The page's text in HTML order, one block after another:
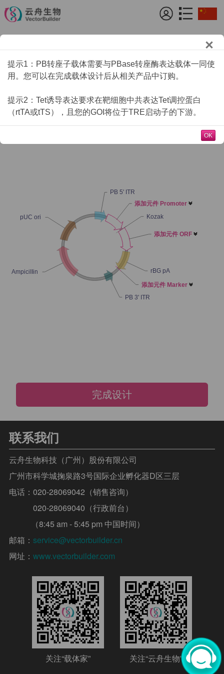
Tet调控转录因子表达PB转座子载体 指南
选择ORF个数
1 2 3 4
PB 5' ITR
添加元件 Promoter 
Kozak
添加元件 ORF 
rBG pA
添加元件 Marker 
PB 3' ITR
AmpiciIIin
pUC ori
完成设计
联系我们
云舟生物科技（广州）股份有限公司
广州市科学城掬泉路3号国际企业孵化器D区三层
电话：020-28069042（销售咨询）
020-28069040（行政前台）
（8:45 am - 5:45 pm 中国时间）
邮箱： service@vectorbuilder.cn
网址：www.vectorbuilder.com
关注“载体家” 关注“云舟生物”
提示1：PB转座子载体需要与PBase转座酶表达载体一同使
用。您可以在完成载体设计后从相关产品中订购。
提示2：Tet诱导表达要求在靶细胞中共表达Tet调控蛋白
（rtTA或tTS），且您的GOI将位于TRE启动子的下游。
OK